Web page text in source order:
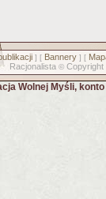
] [ Bannery] [
Racjonalista © Copyright
Wolnej Myśli,